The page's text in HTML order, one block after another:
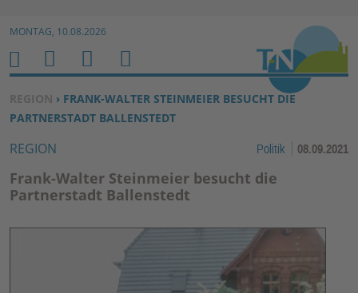
Zum Inhalt springen ↓
MONTAG, 10.08.2026
SIE BEFINDEN SICH HIER:
REGION › FRANK-WALTER STEINMEIER BESUCHT DIE
PARTNERSTADT BALLENSTEDT
REGION Politik 08.09.2021
Frank-Walter Steinmeier besucht die
Partnerstadt Ballenstedt
H
O
M
E
M
E
N
U
S
U
C
N
B
E
N
Z
E
F
U
N